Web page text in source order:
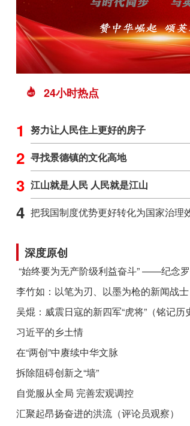
24小时热点
1 努力让人民住上更好的房子
2 寻找景德镇的文化高地
3 江山就是人民 人民就是江山
4 把我国制度优势更好转化为国家治理
深度原创
习近平的乡土情
在“两创”中赓续中华文脉
拆除阻碍创新之“墙”
自觉服从全局 完善宏观调控
汇聚起昂扬奋进的洪流（评论员观察）